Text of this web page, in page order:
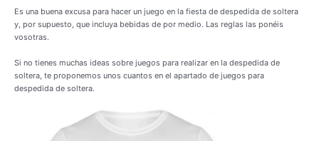
Es una buena excusa para hacer un juego en la fiesta de despedida de soltera
y, por supuesto, que incluya bebidas de por medio. Las reglas las ponéis
vosotras.
Si no tienes muchas ideas sobre juegos para realizar en la despedida de
soltera, te proponemos unos cuantos en el apartado de juegos para
despedida de soltera.